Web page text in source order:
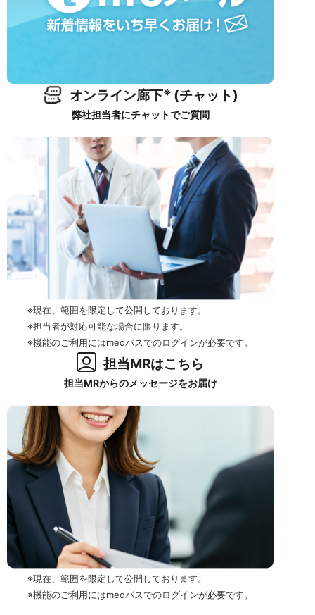
オンライン廊下※ (チャット)
弊社担当者にチャットでご質問
※現在、範囲を限定して公開しております。
※担当者が対応可能な場合に限ります。
※機能のご利用にはmedパスでのログインが必要です。
担当MRはこちら
担当MRからのメッセージをお届け
※現在、範囲を限定して公開しております。
※機能のご利用にはmedパスでのログインが必要です。